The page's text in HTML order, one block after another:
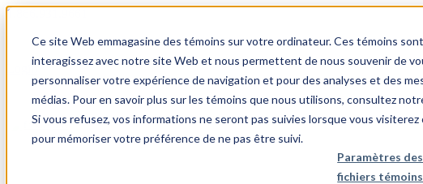
Ce site Web emmagasine des témoins sur votre ordinateur. Ces témoins
interagissez avec notre site Web et nous permettent de nous souvenir de
personnaliser votre expérience de navigation et pour des analyses et des
médias. Pour en savoir plus sur les témoins que nous utilisons, consultez
Si vous refusez, vos informations ne seront pas suivies lorsque vous
pour mémoriser votre préférence de ne pas être suivi.
Paramètres des
fichiers témoins
1.866.931.9661
Login
FR